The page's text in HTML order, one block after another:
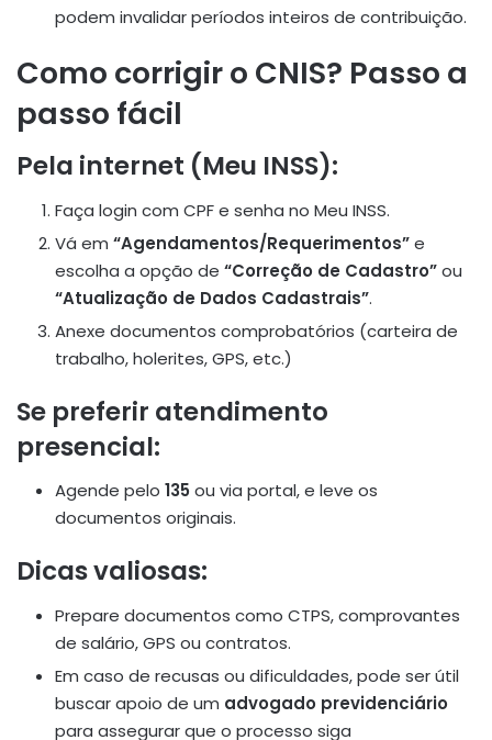
podem invalidar períodos inteiros de contribuição.
Como corrigir o CNIS? Passo a
passo fácil
Pela internet (Meu INSS):
Faça login com CPF e senha no Meu INSS.
Vá em “Agendamentos/Requerimentos”e
escolha a opção de “Correção de Cadastro”ou
“Atualização de Dados Cadastrais”.
Anexe documentos comprobatórios (carteira de
trabalho, holerites, GPS, etc.)
Se preferir atendimento
presencial:
Agende pelo 135 ou via portal, e leve os
documentos originais.
Dicas valiosas:
Prepare documentos como CTPS, comprovantes
de salário, GPS ou contratos.
Em caso de recusas ou dificuldades, pode ser útil
buscar apoio de um advogado previdenciário
para assegurar que o processo siga